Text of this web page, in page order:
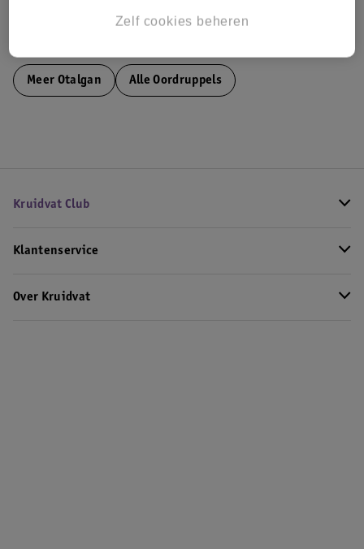
Meer Otalgan Alle Oordruppels
Kruidvat Club
Klantenservice
Over Kruidvat
Zelf cookies beheren